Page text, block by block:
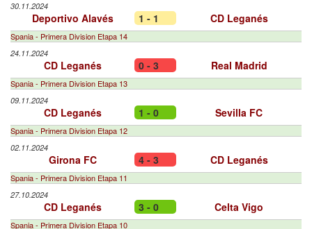
30.11.2024
Deportivo Alavés 1 - 1 CD Leganés
Spania - Primera Division Etapa 14
24.11.2024
CD Leganés 0 - 3 Real Madrid
Spania - Primera Division Etapa 13
09.11.2024
CD Leganés 1 - 0 Sevilla FC
Spania - Primera Division Etapa 12
02.11.2024
Girona FC 4 - 3 CD Leganés
Spania - Primera Division Etapa 11
27.10.2024
CD Leganés 3 - 0 Celta Vigo
Spania - Primera Division Etapa 10